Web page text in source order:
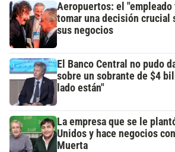
Aeropuertos: el "empleado
tomar una decisión crucial
sus negocios
El Banco Central no pudo
sobre un sobrante de $4
lado están"
La empresa que se le
Unidos y hace negocios
Muerta